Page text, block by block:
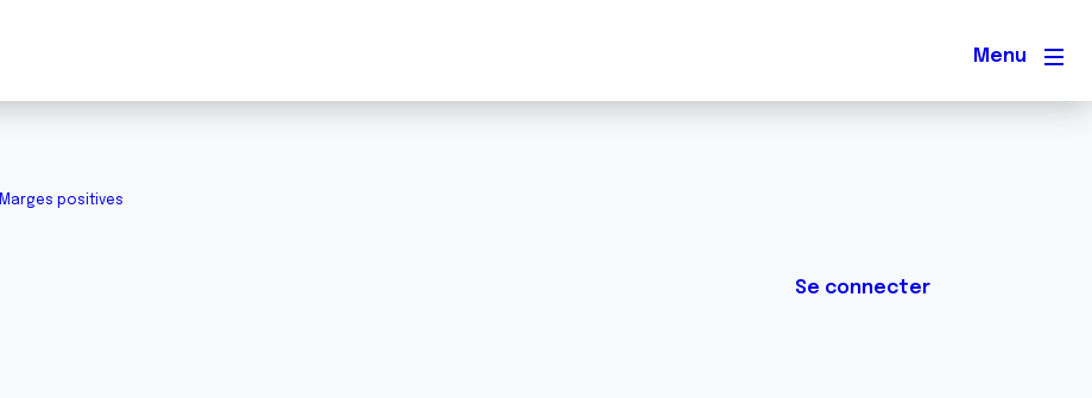
Menu
Marges positives
Se connecter